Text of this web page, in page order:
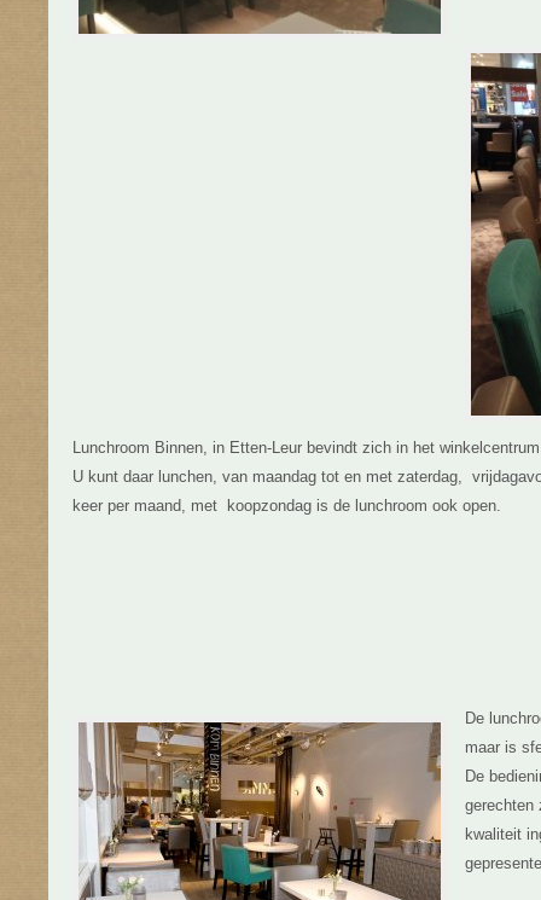
Lunchroom Binnen, in Etten-Leur bevindt zich in het
U kunt daar lunchen, van maandag tot en met zaterdag,
keer per maand, met koopzondag is de lunchroom ook open.
De
maar is
De
gerechten
kwaliteit